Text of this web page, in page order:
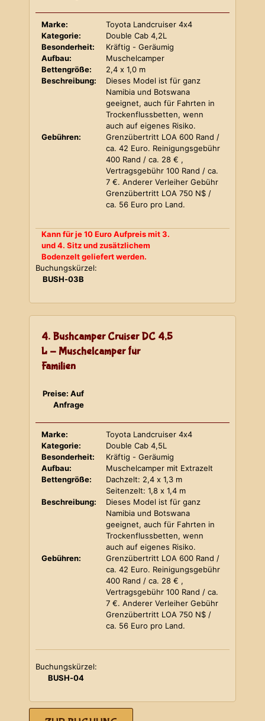
Marke:
Toyota Landcruiser 4x4
Kategorie:
Double Cab 4,2L
Besonderheit:
Kräftig - Geräumig
Aufbau:
Muschelcamper
Bettengröße:
2,4 x 1,0 m
Beschreibung:
Dieses Model ist für ganz
Namibia und Botswana
geeignet, auch für Fahrten in
Trockenflussbetten, wenn
auch auf eigenes Risiko.
Gebühren:
Grenzübertritt LOA 600 Rand /
ca. 42 Euro. Reinigungsgebühr
400 Rand / ca. 28 € ,
Vertragsgebühr 100 Rand / ca.
7 €. Anderer Verleiher Gebühr
Grenzübertritt LOA 750 N$ /
ca. 56 Euro pro Land.
Kann für je 10 Euro Aufpreis mit 3.
und 4. Sitz und zusätzlichem
Bodenzelt geliefert werden.
Buchungskürzel:
BUSH-03B
4. Bushcamper Cruiser DC 4,5
L - Muschelcamper für
Familien
Preise: Auf
Anfrage
Marke:
Toyota Landcruiser 4x4
Kategorie:
Double Cab 4,5L
Besonderheit:
Kräftig - Geräumig
Aufbau:
Muschelcamper mit Extrazelt
Bettengröße:
Dachzelt: 2,4 x 1,3 m
Seitenzelt: 1,8 x 1,4 m
Beschreibung:
Dieses Model ist für ganz
Namibia und Botswana
geeignet, auch für Fahrten in
Trockenflussbetten, wenn
auch auf eigenes Risiko.
Gebühren:
Grenzübertritt LOA 600 Rand /
ca. 42 Euro. Reinigungsgebühr
400 Rand / ca. 28 € ,
Vertragsgebühr 100 Rand / ca.
7 €. Anderer Verleiher Gebühr
Grenzübertritt LOA 750 N$ /
ca. 56 Euro pro Land.
Buchungskürzel:
BUSH-04